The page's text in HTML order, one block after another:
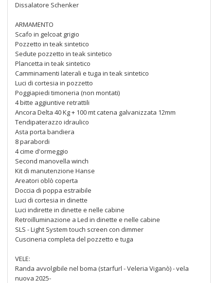
Dissalatore Schenker
ARMAMENTO
Scafo in gelcoat grigio
Pozzetto in teak sintetico
Sedute pozzetto in teak sintetico
Plancetta in teak sintetico
Camminamenti laterali e tuga in teak sintetico
Luci di cortesia in pozzetto
Poggiapiedi timoneria (non montati)
4 bitte aggiuntive retrattili
Ancora Delta 40 Kg + 100 mt catena galvanizzata 12mm
Tendipaterazzo idraulico
Asta porta bandiera
8 parabordi
4 cime d'ormeggio
Second manovella winch
Kit di manutenzione Hanse
Areatori oblò coperta
Doccia di poppa estraibile
Luci di cortesia in dinette
Luci indirette in dinette e nelle cabine
Retroilluminazione a Led in dinette e nelle cabine
SLS - Light System touch screen con dimmer
Cuscineria completa del pozzetto e tuga
VELE:
Randa avvolgibile nel boma (starfurl - Veleria Viganò) - vela
nuova 2025-